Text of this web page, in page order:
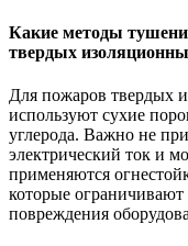
Какие методы
твердых
Для пожаров твердых
используют сухие
углерода. Важно не
электрический ток и
применяются
которые
повреждения